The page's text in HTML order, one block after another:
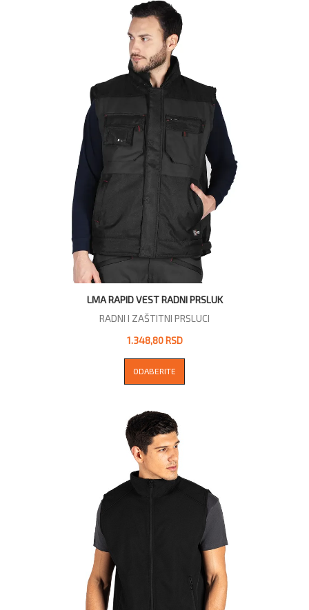
LMA RAPID VEST RADNI PRSLUK
RADNI I ZAŠTITNI PRSLUCI
1.348,80 RSD
ODABERITE